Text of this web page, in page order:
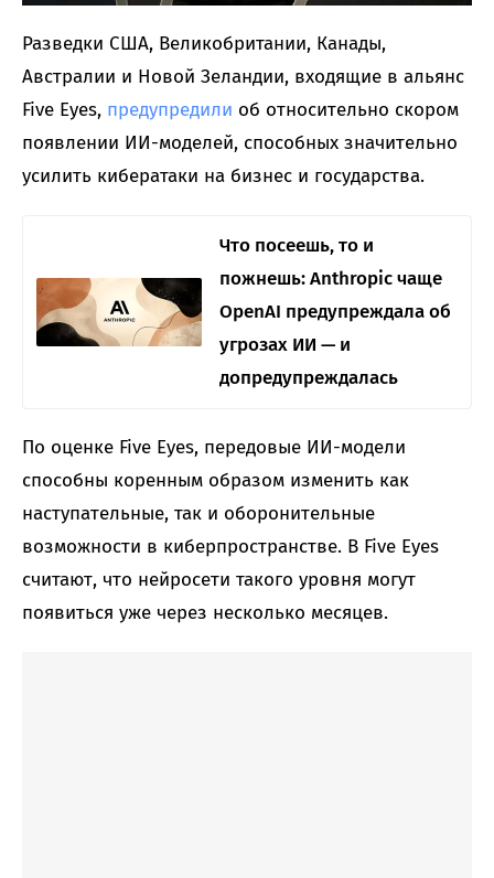
Разведки США, Великобритании, Канады,
Австралии и Новой Зеландии, входящие в альянс
Five Eyes, предупредили об относительно скором
появлении ИИ-моделей, способных значительно
усилить кибератаки на бизнес и государства.
Что посеешь, то и
пожнешь: Anthropic чаще
OpenAI предупреждала об
угрозах ИИ — и
допредупреждалась
По оценке Five Eyes, передовые ИИ-модели
способны коренным образом изменить как
наступательные, так и оборонительные
возможности в киберпространстве. В Five Eyes
считают, что нейросети такого уровня могут
появиться уже через несколько месяцев.